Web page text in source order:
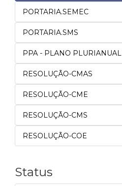
PORTARIA.SEMEC
PORTARIA.SMS
PPA - PLANO PLURIANUAL
RESOLUÇÃO-CMAS
RESOLUÇÃO-CME
RESOLUÇÃO-CMS
RESOLUÇÃO-COE
Status